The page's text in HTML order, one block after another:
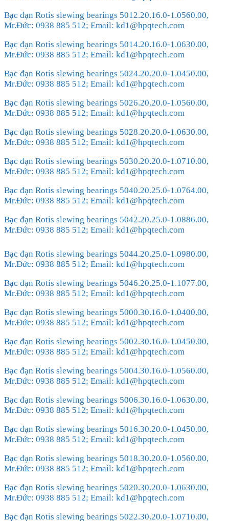
Bạc đạn Rotis slewing bearings 5012.20.16.0-1.0560.00,
Mr.Đức: 0938 885 512; Email: kd1@hpqtech.com
Bạc đạn Rotis slewing bearings 5014.20.16.0-1.0630.00,
Mr.Đức: 0938 885 512; Email: kd1@hpqtech.com
Bạc đạn Rotis slewing bearings 5024.20.20.0-1.0450.00,
Mr.Đức: 0938 885 512; Email: kd1@hpqtech.com
Bạc đạn Rotis slewing bearings 5026.20.20.0-1.0560.00,
Mr.Đức: 0938 885 512; Email: kd1@hpqtech.com
Bạc đạn Rotis slewing bearings 5028.20.20.0-1.0630.00,
Mr.Đức: 0938 885 512; Email: kd1@hpqtech.com
Bạc đạn Rotis slewing bearings 5030.20.20.0-1.0710.00,
Mr.Đức: 0938 885 512; Email: kd1@hpqtech.com
Bạc đạn Rotis slewing bearings 5040.20.25.0-1.0764.00,
Mr.Đức: 0938 885 512; Email: kd1@hpqtech.com
Bạc đạn Rotis slewing bearings 5042.20.25.0-1.0886.00,
Mr.Đức: 0938 885 512; Email: kd1@hpqtech.com
Bạc đạn Rotis slewing bearings 5044.20.25.0-1.0980.00,
Mr.Đức: 0938 885 512; Email: kd1@hpqtech.com
Bạc đạn Rotis slewing bearings 5046.20.25.0-1.1077.00,
Mr.Đức: 0938 885 512; Email: kd1@hpqtech.com
Bạc đạn Rotis slewing bearings 5000.30.16.0-1.0400.00,
Mr.Đức: 0938 885 512; Email: kd1@hpqtech.com
Bạc đạn Rotis slewing bearings 5002.30.16.0-1.0450.00,
Mr.Đức: 0938 885 512; Email: kd1@hpqtech.com
Bạc đạn Rotis slewing bearings 5004.30.16.0-1.0560.00,
Mr.Đức: 0938 885 512; Email: kd1@hpqtech.com
Bạc đạn Rotis slewing bearings 5006.30.16.0-1.0630.00,
Mr.Đức: 0938 885 512; Email: kd1@hpqtech.com
Bạc đạn Rotis slewing bearings 5016.30.20.0-1.0450.00,
Mr.Đức: 0938 885 512; Email: kd1@hpqtech.com
Bạc đạn Rotis slewing bearings 5018.30.20.0-1.0560.00,
Mr.Đức: 0938 885 512; Email: kd1@hpqtech.com
Bạc đạn Rotis slewing bearings 5020.30.20.0-1.0630.00,
Mr.Đức: 0938 885 512; Email: kd1@hpqtech.com
Bạc đạn Rotis slewing bearings 5022.30.20.0-1.0710.00,